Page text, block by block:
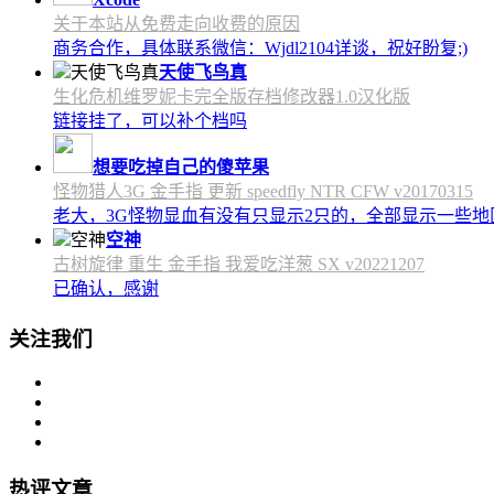
关于本站从免费走向收费的原因
商务合作，具体联系微信：Wjdl2104详谈，祝好盼复;)
天使飞鸟真
生化危机维罗妮卡完全版存档修改器1.0汉化版
链接挂了，可以补个档吗
想要吃掉自己的傻苹果
怪物猎人3G 金手指 更新 speedfly NTR CFW v20170315
老大，3G怪物显血有没有只显示2只的，全部显示一些
空神
古树旋律 重生 金手指 我爱吃洋葱 SX v20221207
已确认，感谢
关注我们